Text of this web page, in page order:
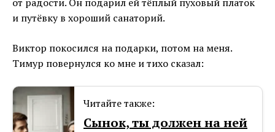
и путёвку в хороший санаторий.
Виктор покосился на подарки, потом на меня.
Тимур повернулся ко мне и тихо сказал:
Читайте также:
Сынок, ты должен на ней